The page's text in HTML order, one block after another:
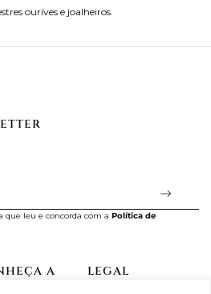
ourives e joalheiros.
que leu e concorda com a Política de
A
LEGAL